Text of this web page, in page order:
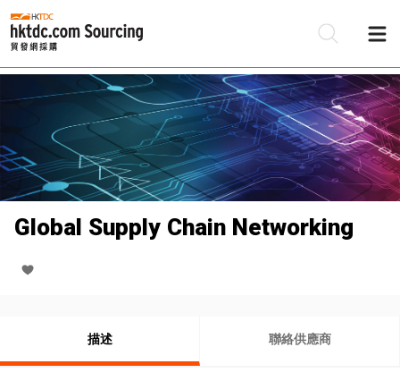
Global Supply Chain Networking
描述 聯絡供應商